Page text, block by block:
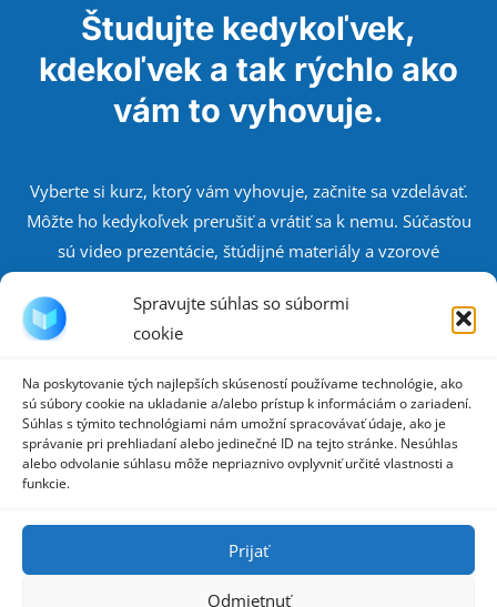
Spravujte súhlas so súbormi
cookie
Na poskytovanie tých najlepších skúseností používame technológie, ako
sú súbory cookie na ukladanie a/alebo prístup k informáciám o zariadení.
Súhlas s týmito technológiami nám umožní spracovávať údaje, ako je
správanie pri prehliadaní alebo jedinečné ID na tejto stránke. Nesúhlas
alebo odvolanie súhlasu môže nepriaznivo ovplyvniť určité vlastnosti a
funkcie.
Prijať
Odmietnuť
Študujte kedykoľvek,
kdekoľvek a tak rýchlo ako
vám to vyhovuje.
Vyberte si kurz, ktorý vám vyhovuje, začnite sa vzdelávať.
Môžte ho kedykoľvek prerušiť a vrátiť sa k nemu. Súčasťou
sú video prezentácie, štúdijné materiály a vzorové
kvízoch.
Zistite viac
info@skolaobstaravania.sk